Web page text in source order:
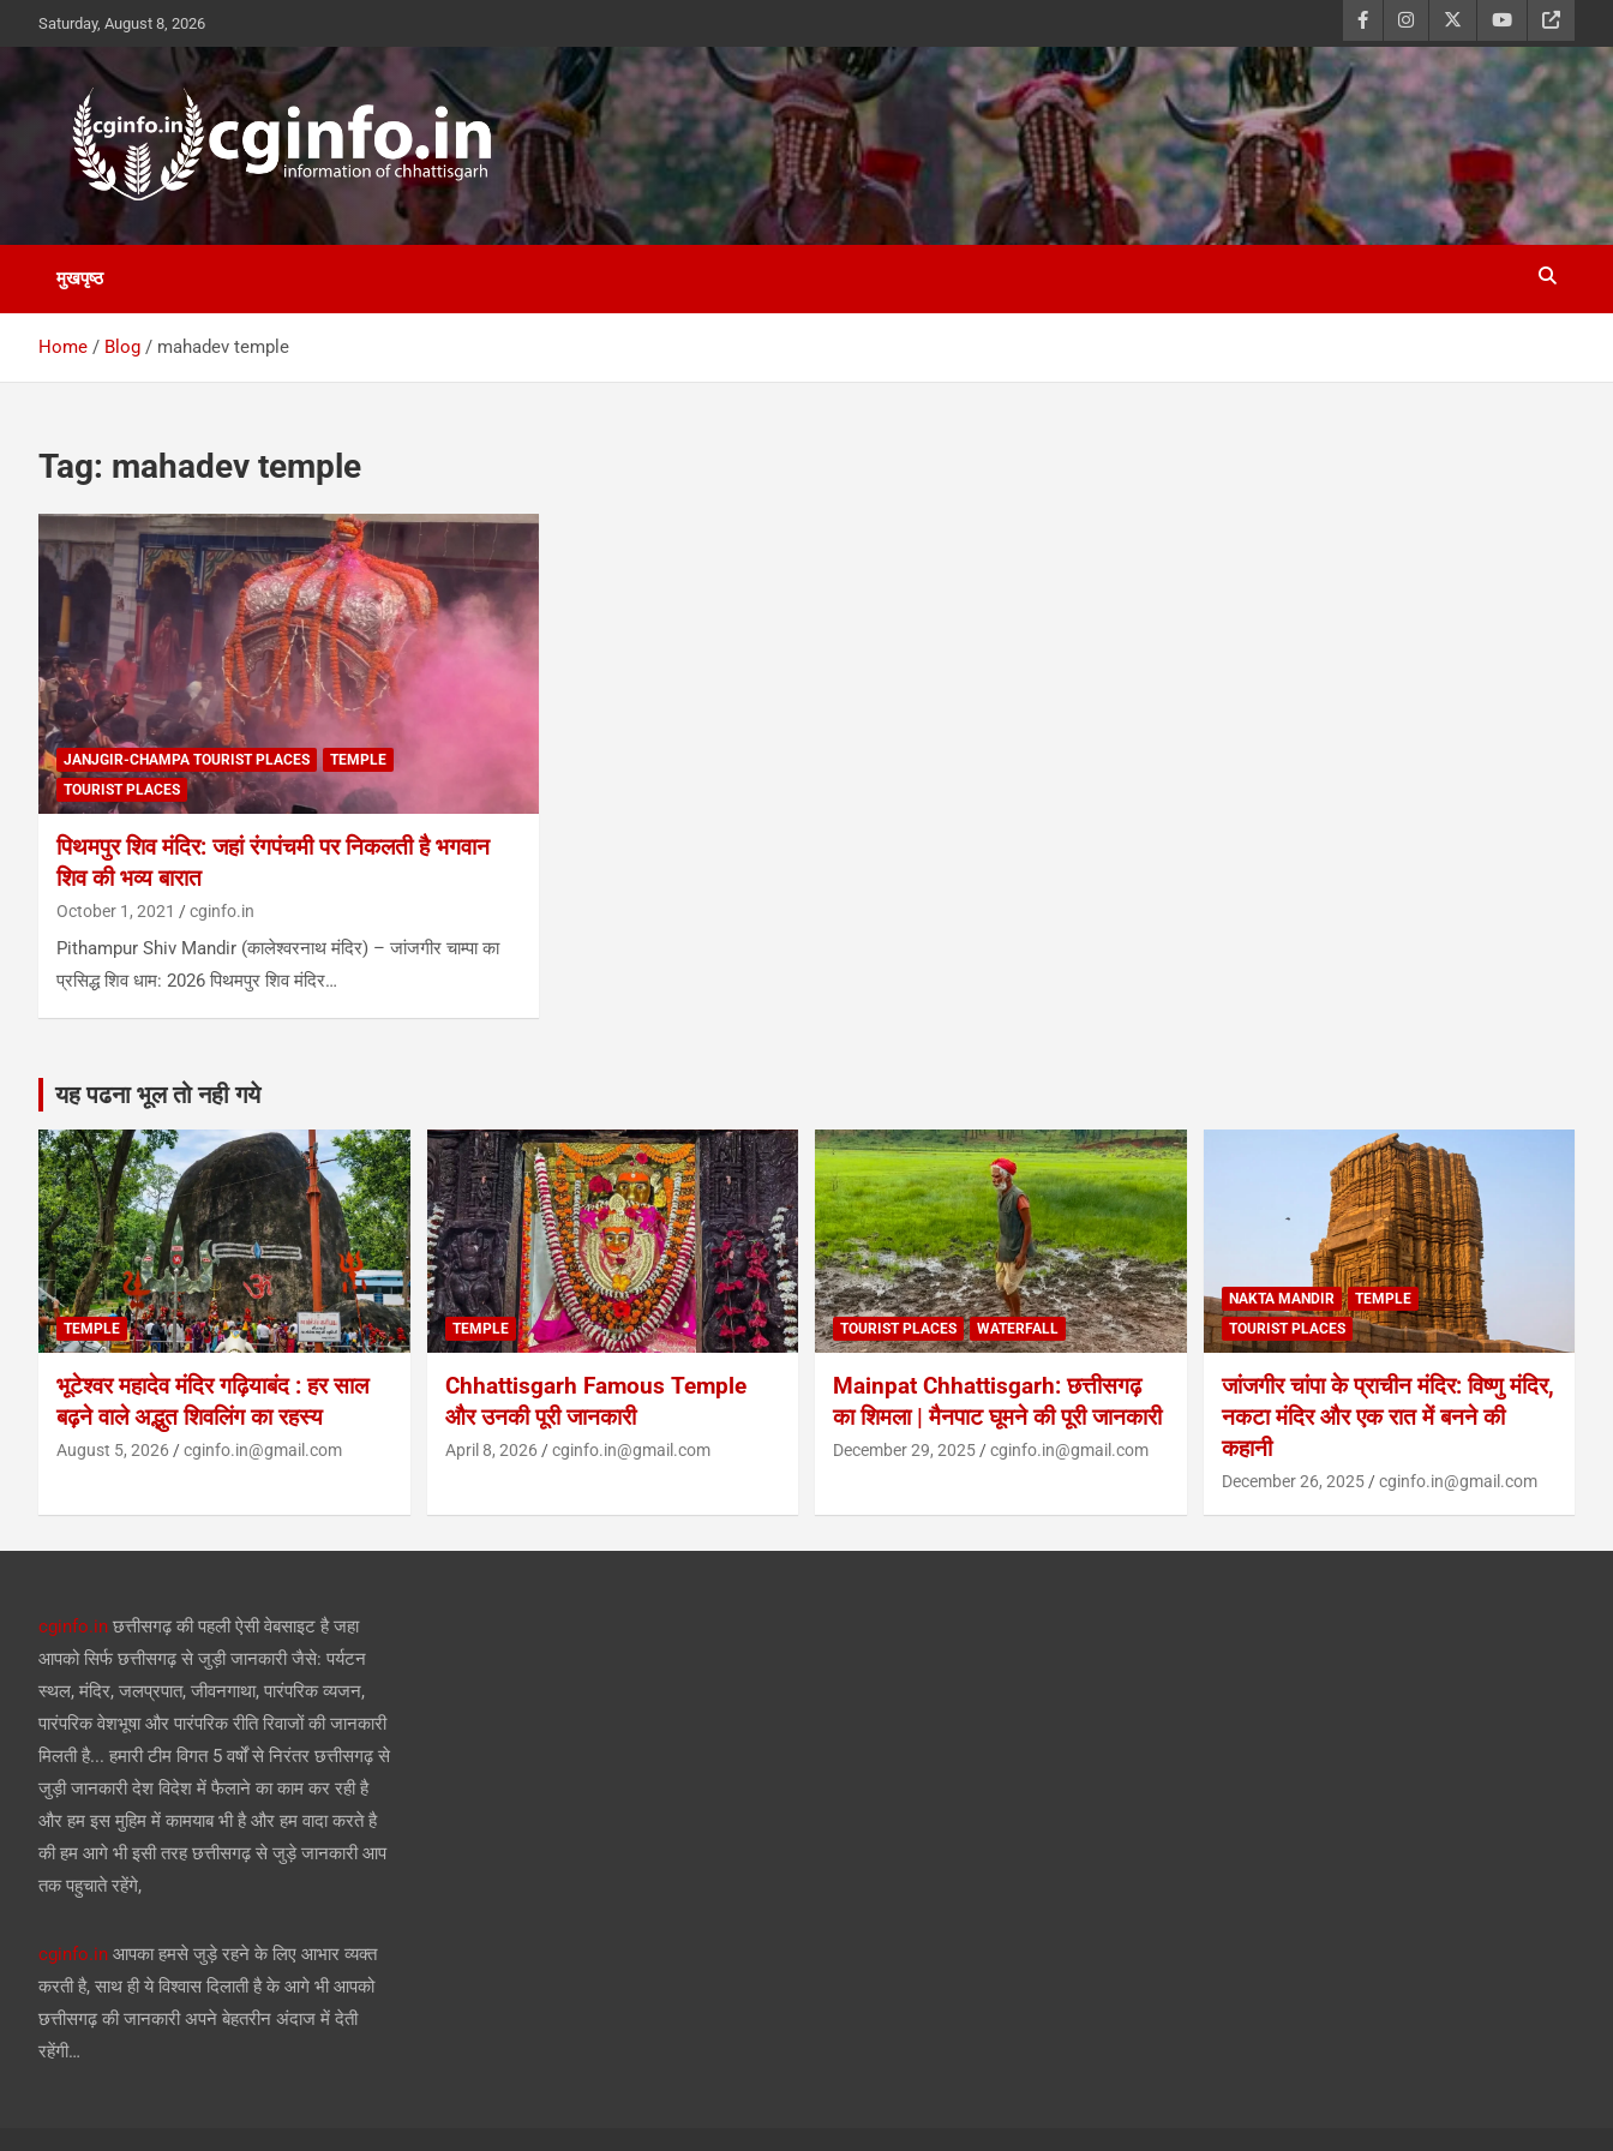
content
Saturday, August 8, 2026
cginfo.in
information of Chhattisgarh
मुखपृष्ठ
Home Blog mahadev temple
Tag: mahadev temple
JANJGIR-CHAMPA TOURIST PLACES
TEMPLE
TOURIST PLACES
पिथमपुर शिव मंदिर: जहां रंगपंचमी पर निकलती है भगवान
शिव की भव्य बारात
October 1, 2021 cginfo.in
Pithampur Shiv Mandir (कालेश्वरनाथ मंदिर) – जांजगीर चाम्पा का
प्रसिद्ध शिव धाम: 2026 पिथमपुर शिव मंदिर…
यह पढना भूल तो नही गये
TEMPLE
भूटेश्वर महादेव मंदिर गढ़ियाबंद : हर साल
बढ़ने वाले अद्भुत शिवलिंग का रहस्य
August 5, 2026 cginfo.in@gmail.com
TEMPLE
Chhattisgarh Famous Temple
और उनकी पूरी जानकारी
April 8, 2026 cginfo.in@gmail.com
TOURIST PLACES WATERFALL
Mainpat Chhattisgarh: छत्तीसगढ़
का शिमला | मैनपाट घूमने की पूरी जानकारी
December 29, 2025 cginfo.in@gmail.com
NAKTA MANDIR
TEMPLE
TOURIST PLACES
जांजगीर चांपा के प्राचीन मंदिर: विष्णु मंदिर,
नकटा मंदिर और एक रात में बनने की
कहानी
December 26, 2025 cginfo.in@gmail.com
cginfo.in छत्तीसगढ़ की पहली ऐसी वेबसाइट है जहा
आपको सिर्फ छत्तीसगढ़ से जुड़ी जानकारी जैसे: पर्यटन
स्थल, मंदिर, जलप्रपात, जीवनगाथा, पारंपरिक व्यजन,
पारंपरिक वेशभूषा और पारंपरिक रीति रिवाजों की जानकारी
मिलती है... हमारी टीम विगत 5 वर्षों से निरंतर छत्तीसगढ़ से
जुड़ी जानकारी देश विदेश में फैलाने का काम कर रही है
और हम इस मुहिम में कामयाब भी है और हम वादा करते है
की हम आगे भी इसी तरह छत्तीसगढ़ से जुड़े जानकारी आप
तक पहुचाते रहेंगे,
cginfo.in आपका हमसे जुड़े रहने के लिए आभार व्यक्त
करती है, साथ ही ये विश्वास दिलाती है के आगे भी आपको
छत्तीसगढ़ की जानकारी अपने बेहतरीन अंदाज में देती
रहेंगी…